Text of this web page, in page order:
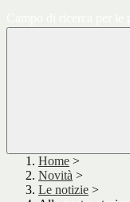
Home >
Novità >
Le notizie >